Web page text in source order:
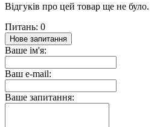
Відгуків про цей товар ще не було.
Питань: 0
Нове запитання
Ваше ім'я:
Ваш e-mail:
Ваше запитання: